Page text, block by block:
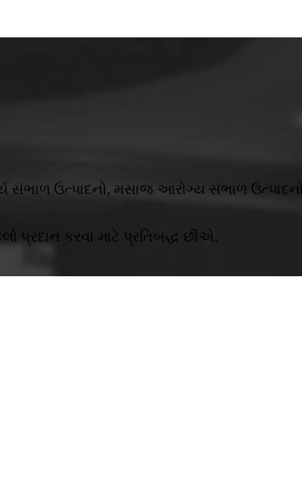
સંભાળ ઉત્પાદનો, મસાજ આરોગ્ય સંભાળ
પ્રદાન કરવા માટે પ્રતિબદ્ધ છીએ.